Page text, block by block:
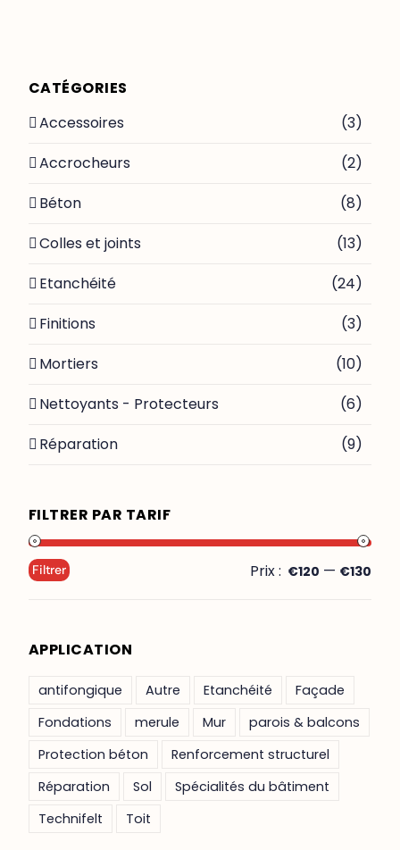
CATÉGORIES
Accessoires
(3)
Accrocheurs
(2)
Béton
(8)
Colles et joints
(13)
Etanchéité
(24)
Finitions
(3)
Mortiers
(10)
Nettoyants - Protecteurs
(6)
Réparation
(9)
FILTRER PAR TARIF
Filtrer Prix : €120 — €130
APPLICATION
antifongique Autre Etanchéité
Façade
Fondations
merule Mur
parois & balcons
Protection béton
Renforcement structurel
Réparation
Sol
Spécialités du bâtiment
Technifelt
Toit